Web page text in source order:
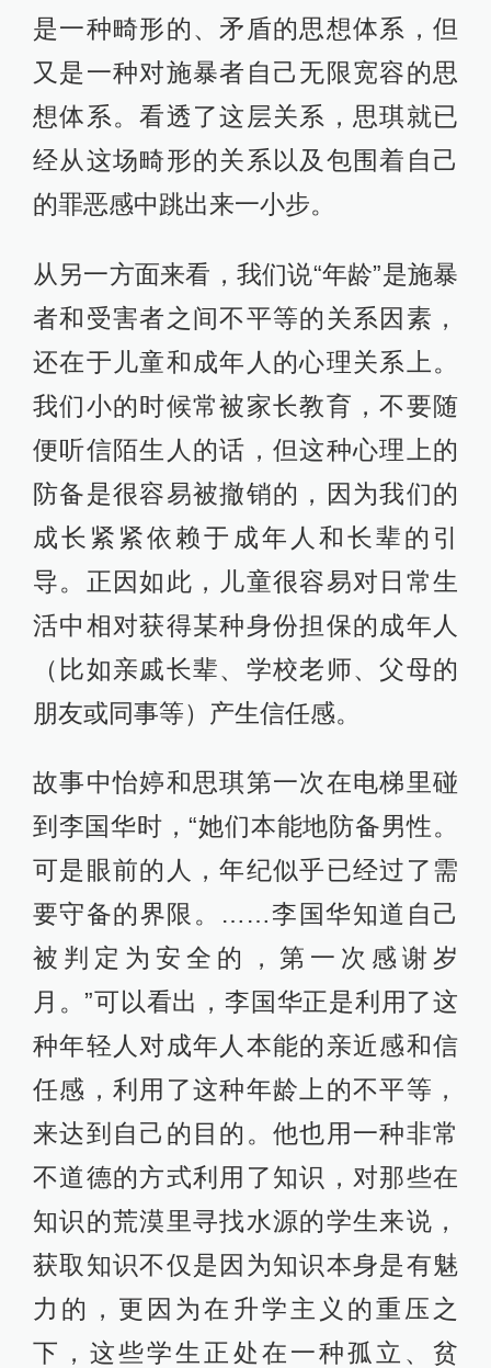
是一种畸形的、矛盾的思想体系，但
又是一种对施暴者自己无限宽容的思
想体系。看透了这层关系，思琪就已
经从这场畸形的关系以及包围着自己
的罪恶感中跳出来一小步。
从另一方面来看，我们说“年龄”是施暴
者和受害者之间不平等的关系因素，
还在于儿童和成年人的心理关系上。
我们小的时候常被家长教育，不要随
便听信陌生人的话，但这种心理上的
防备是很容易被撤销的，因为我们的
成长紧紧依赖于成年人和长辈的引
导。正因如此，儿童很容易对日常生
活中相对获得某种身份担保的成年人
（比如亲戚长辈、学校老师、父母的
朋友或同事等）产生信任感。
故事中怡婷和思琪第一次在电梯里碰
到李国华时，“她们本能地防备男性。
可是眼前的人，年纪似乎已经过了需
要守备的界限。……李国华知道自己
被判定为安全的，第一次感谢岁
月。”可以看出，李国华正是利用了这
种年轻人对成年人本能的亲近感和信
任感，利用了这种年龄上的不平等，
来达到自己的目的。他也用一种非常
不道德的方式利用了知识，对那些在
知识的荒漠里寻找水源的学生来说，
获取知识不仅是因为知识本身是有魅
力的，更因为在升学主义的重压之
下，这些学生正处在一种孤立、贫